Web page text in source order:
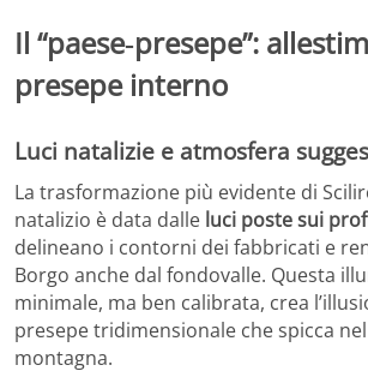
Il “paese‑presepe”:
presepe interno
Luci natalizie e atmosfera
La trasformazione più evidente di
natalizio è data dalle luci poste sui
delineano i contorni dei fabbricati e
Borgo anche dal fondovalle. Questa
minimale, ma ben calibrata, crea
presepe tridimensionale che spicca
montagna.